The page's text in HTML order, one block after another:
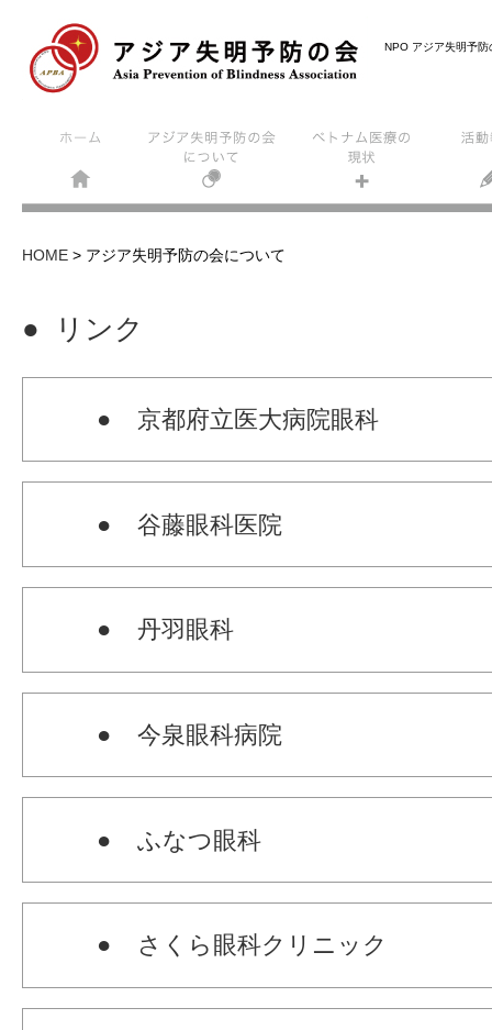
NPO アジア失明予
HOME > アジア失明予防の会について
● リンク
● 京都府立医大病院眼科
● 谷藤眼科医院
● 丹羽眼科
● 今泉眼科病院
● ふなつ眼科
● さくら眼科クリニック